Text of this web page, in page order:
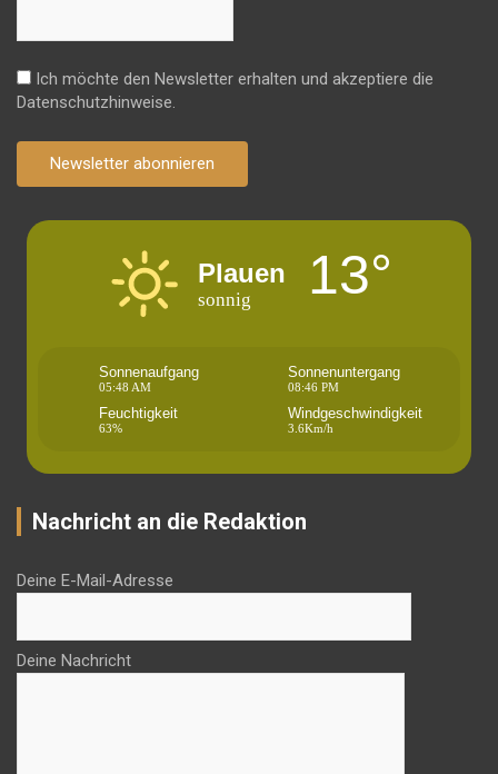
Ich möchte den Newsletter erhalten und akzeptiere die
Datenschutzhinweise.
Newsletter abonnieren
Plauen
sonnig 13°
Sonnenaufgang
05:48 AM
Sonnenuntergang
08:46 PM
Feuchtigkeit
63%
Windgeschwindigkeit
3.6Km/h
Nachricht an die Redaktion
Deine E-Mail-Adresse
Deine Nachricht